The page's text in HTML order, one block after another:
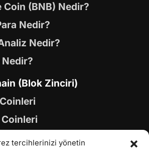
tercihlerinizi yönetin
Coin (BNB) Nedir?
Nedir?
Nedir?
(Blok Zinciri)
(AI) Coinleri